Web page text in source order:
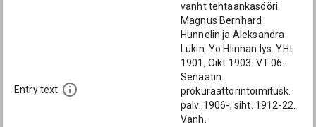
Entry text
vanht tehtaankasööri
Magnus Bernhard
Hunnelin ja Aleksandra
Lukin. Yo Hlinnan lys. YHt
1901, Oikt 1903. VT 06.
Senaatin
prokuraattorintoimitusk.
palv. 1906-, siht. 1912-22.
Vanh.